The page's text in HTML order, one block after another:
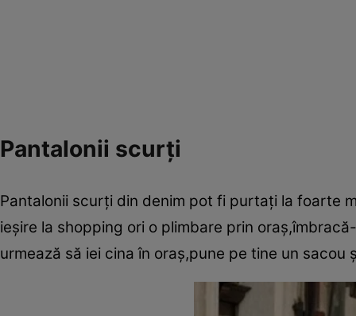
Pantalonii scurţi
Pantalonii scurţi din denim pot fi purtaţi la foarte
ieşire la shopping ori o plimbare prin
urmează să iei cina în oraş,pune pe tine un